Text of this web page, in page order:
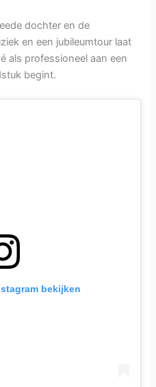
dochter en de
en een jubileumtour laat
als professioneel aan een
begint.
bekijken